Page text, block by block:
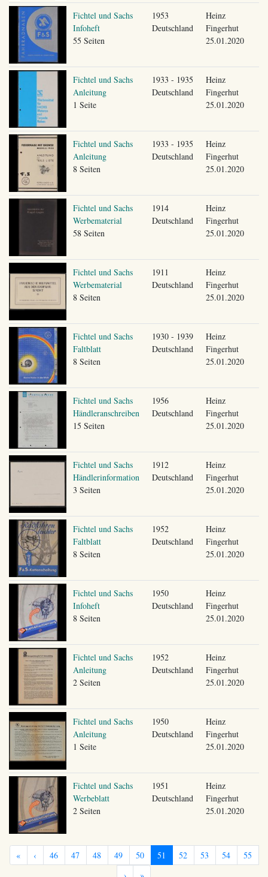
Fichtel und Sachs
Infoheft
55 Seiten
1953
Deutschland
Heinz
Fingerhut
25.01.2020
Fichtel und Sachs
Anleitung
1 Seite
1933 - 1935
Deutschland
Heinz
Fingerhut
25.01.2020
Fichtel und Sachs
Anleitung
8 Seiten
1933 - 1935
Deutschland
Heinz
Fingerhut
25.01.2020
Fichtel und Sachs
Werbematerial
58 Seiten
1914
Deutschland
Heinz
Fingerhut
25.01.2020
Fichtel und Sachs
Werbematerial
8 Seiten
1911
Deutschland
Heinz
Fingerhut
25.01.2020
Fichtel und Sachs
Faltblatt
8 Seiten
1930 - 1939
Deutschland
Heinz
Fingerhut
25.01.2020
Fichtel und Sachs
Händleranschreiben
15 Seiten
1956
Deutschland
Heinz
Fingerhut
25.01.2020
Fichtel und Sachs
Händlerinformation
3 Seiten
1912
Deutschland
Heinz
Fingerhut
25.01.2020
Fichtel und Sachs
Faltblatt
8 Seiten
1952
Deutschland
Heinz
Fingerhut
25.01.2020
Fichtel und Sachs
Infoheft
8 Seiten
1950
Deutschland
Heinz
Fingerhut
25.01.2020
Fichtel und Sachs
Anleitung
2 Seiten
1952
Deutschland
Heinz
Fingerhut
25.01.2020
Fichtel und Sachs
Anleitung
1 Seite
1950
Deutschland
Heinz
Fingerhut
25.01.2020
Fichtel und Sachs
Werbeblatt
2 Seiten
1951
Deutschland
Heinz
Fingerhut
25.01.2020
« ‹ 46 47 48 49 50 51 52 53 54
55
›
»